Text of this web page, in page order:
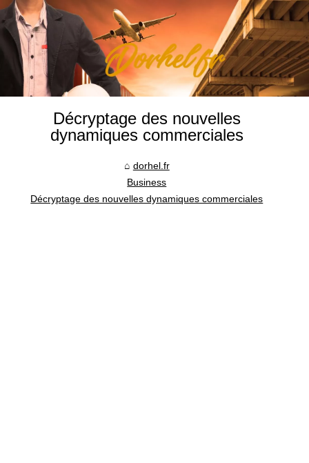
Décryptage des nouvelles
dynamiques commerciales
dorhel.fr
Business
Décryptage des nouvelles dynamiques commerciales